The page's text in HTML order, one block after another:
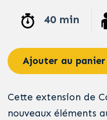
40 min
Ajouter au panier
Cette extension de
nouveaux éléments